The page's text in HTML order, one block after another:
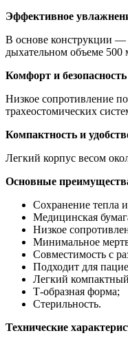
Эффективное
В основе конструкции —
дыхательном объеме 500
Комфорт и безопасность
Низкое сопротивление
трахеостомических
Компактность и
Легкий корпус весом
Основные
Сохранение тепла
Медицинская
Низкое
Минимальное
Совместимость с
Подходит для
Легкий
Т-образная форма;
Стерильность.
Технические